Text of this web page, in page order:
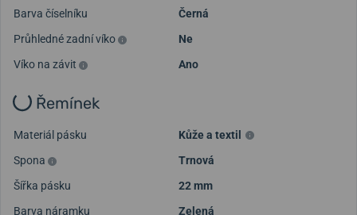
Barva číselníku
Černá
Průhledné zadní víko
Ne
Víko na závit
Ano
Řemínek
Materiál pásku
Kůže a textil
Spona
Trnová
Šířka pásku
22 mm
Barva náramku
Zelená